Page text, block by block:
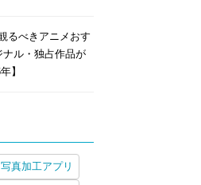
るべきアニメおす
ル・独占作品が
】
写真加工アプリ